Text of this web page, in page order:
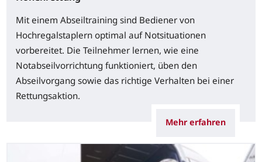
Mit einem Abseiltraining sind Bediener von
Hochregalstaplern optimal auf Notsituationen
vorbereitet. Die Teilnehmer lernen, wie eine
Notabseilvorrichtung funktioniert, üben den
Abseilvorgang sowie das richtige Verhalten bei einer
Rettungsaktion.
Mehr erfahren